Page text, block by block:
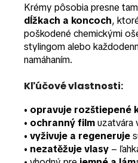
Krémy pôsobia presne
dĺžkach a koncoch,
poškodené chemickými
stylingom alebo
namáhaním.
Kľúčové vlastnosti:
• opravuje rozštiepené
• ochranný filmuzatvára
• vyživuje a regeneruje
• nezatěžuje vlasy –